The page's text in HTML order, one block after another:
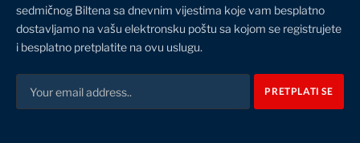
sedmičnog Biltena sa dnevnim vijestima koje vam besplatno
dostavljamo na vašu elektronsku poštu sa kojom se registrujete
i besplatno pretplatite na ovu uslugu.